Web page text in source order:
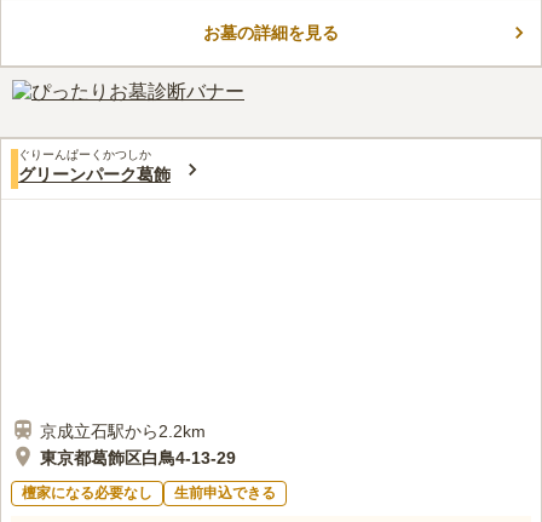
できます。駐車場が隣接しているため、自家用車を利用してのお
河川敷でのお散歩を楽しめます。
口コミ評価
お墓の詳細を見る
ぐりーんぱーくかつしか
グリーンパーク葛飾
京成立石駅から2.2km
東京都葛飾区白鳥4-13-29
檀家になる必要なし 生前申込できる